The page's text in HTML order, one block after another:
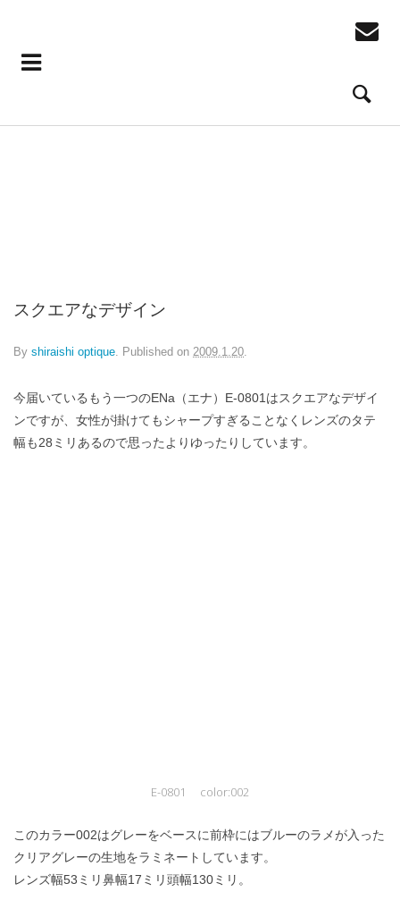
スクエアなデザイン
By shiraishi optique. Published on 2009.1.20.
今届いているもう一つのENa（エナ）E-0801はスクエアなデザイ
ンですが、女性が掛けてもシャープすぎることなくレンズのタテ
幅も28ミリあるので思ったよりゆったりしています。
E-0801 color:002
このカラー002はグレーをベースに前枠にはブルーのラメが入った
クリアグレーの生地をラミネートしています。
レンズ幅53ミリ鼻幅17ミリ頭幅130ミリ。